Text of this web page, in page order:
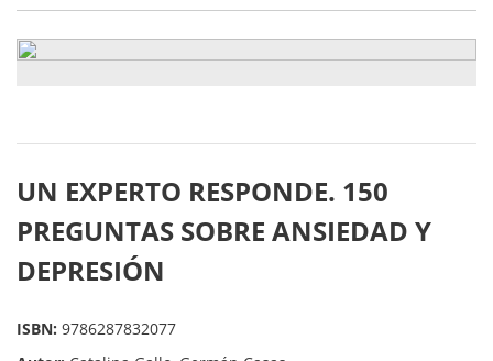
UN EXPERTO RESPONDE. 150
PREGUNTAS SOBRE ANSIEDAD Y
DEPRESIÓN
ISBN: 9786287832077